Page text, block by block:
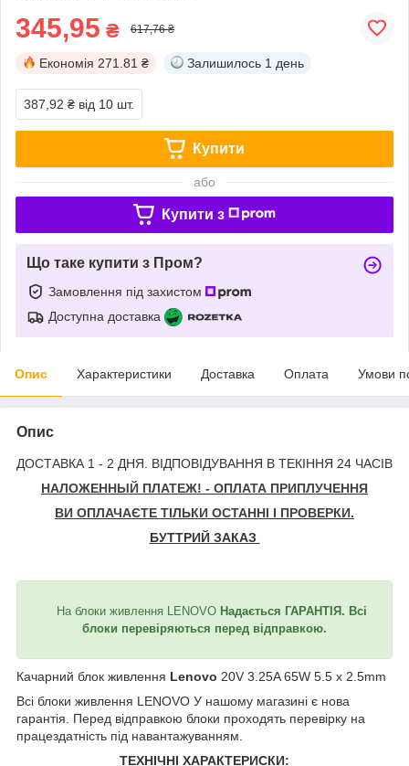
345,95 ₴ 617,76 ₴
Економія 271.81 ₴ Залишилось 1 день
387,92 ₴ від 10 шт.
Купити
або
Купити з
Що таке купити з Пром?
Замовлення під захистом
Доступна доставка
Опис Характеристики Доставка Оплата Умови
Опис
ДОСТАВКА 1 - 2 ДНЯ. ВІДПОВІДУВАННЯ В ТЕКІННЯ 24 ЧАСІВ
НАЛОЖЕННЫЙ ПЛАТЕЖ! - ОПЛАТА ПРИПЛУЧЕННЯ
ВИ ОПЛАЧАЄТЕ ТІЛЬКИ ОСТАННІ І ПРОВЕРКИ.
БУТТРИЙ ЗАКАЗ
На блоки живлення LENOVO Надається ГАРАНТІЯ. Всі
блоки перевіряються перед відправкою.
Качарний блок живлення Lenovo 20V 3.25A 65W 5.5 х 2.5mm
Всі блоки живлення LENOVO У нашому магазині є нова
гарантія. Перед відправкою блоки проходять перевірку на
працездатність під навантажуванням.
ТЕХНІЧНІ ХАРАКТЕРИСКИ: